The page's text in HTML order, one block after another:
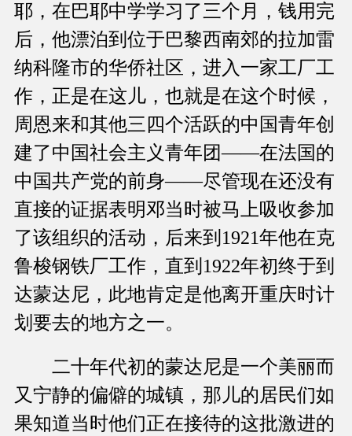
耶，在巴耶中学学习了三个月，钱用完
后，他漂泊到位于巴黎西南郊的拉加雷
纳科隆市的华侨社区，进入一家工厂工
作，正是在这儿，也就是在这个时候，
周恩来和其他三四个活跃的中国青年创
建了中国社会主义青年团——在法国的
中国共产党的前身——尽管现在还没有
直接的证据表明邓当时被马上吸收参加
了该组织的活动，后来到1921年他在克
鲁梭钢铁厂工作，直到1922年初终于到
达蒙达尼，此地肯定是他离开重庆时计
划要去的地方之一。
二十年代初的蒙达尼是一个美丽而
又宁静的偏僻的城镇，那儿的居民们如
果知道当时他们正在接待的这批激进的